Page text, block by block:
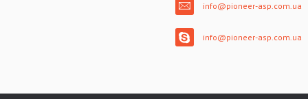
info@pioneer-asp.com.ua
info@pioneer-asp.com.ua